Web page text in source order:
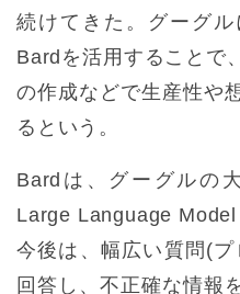
続けてきた。グーグ
Bardを活用することで
の作成などで生産性や
るという。
Bardは、グーグルの
Large Language Model
今後は、幅広い質問(
回答し、不正確な情報